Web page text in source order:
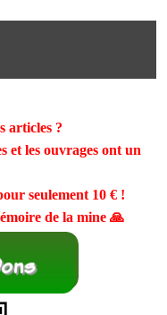
articles ?
et les ouvrages ont un
seulement 10 €!
de la mine 🙏